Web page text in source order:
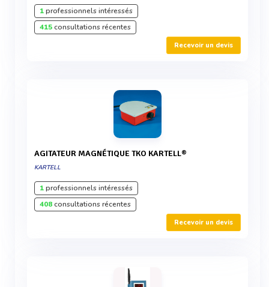
1professionnels intéressés
415consultations récentes
Recevoir un devis
AGITATEUR MAGNÉTIQUE TKO KARTELL®
KARTELL
1professionnels intéressés
408consultations récentes
Recevoir un devis